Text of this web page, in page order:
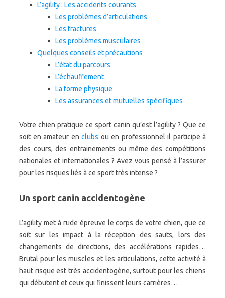
L’agility : Les accidents courants
Les problèmes d’articulations
Les fractures
Les problèmes musculaires
Quelques conseils et précautions
L’état du parcours
L’échauffement
La forme physique
Les assurances et mutuelles spécifiques
Votre chien pratique ce sport canin qu’est l’agility ? Que ce
soit en amateur en clubs ou en professionnel il participe à
des cours, des entrainements ou même des compétitions
nationales et internationales ? Avez vous pensé à l’assurer
pour les risques liés à ce sport très intense ?
Un sport canin accidentogène
L’agility met à rude épreuve le corps de votre chien, que ce
soit sur les impact à la réception des sauts, lors des
changements de directions, des accélérations rapides…
Brutal pour les muscles et les articulations, cette activité à
haut risque est très accidentogène, surtout pour les chiens
qui débutent et ceux qui finissent leurs carrières…